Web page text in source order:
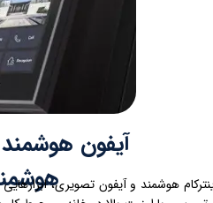
آیفون هوشمند
هوشمند و آیفون تصویری،